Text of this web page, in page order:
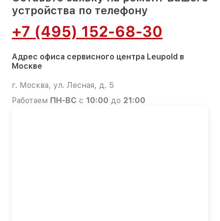
устройства по телефону
+7 (495) 152-68-30
Адрес офиса сервисного центра Leupold в
Москве
г. Москва, ул. Лесная, д. 5
Работаем ПН-ВС с 10:00 до 21:00